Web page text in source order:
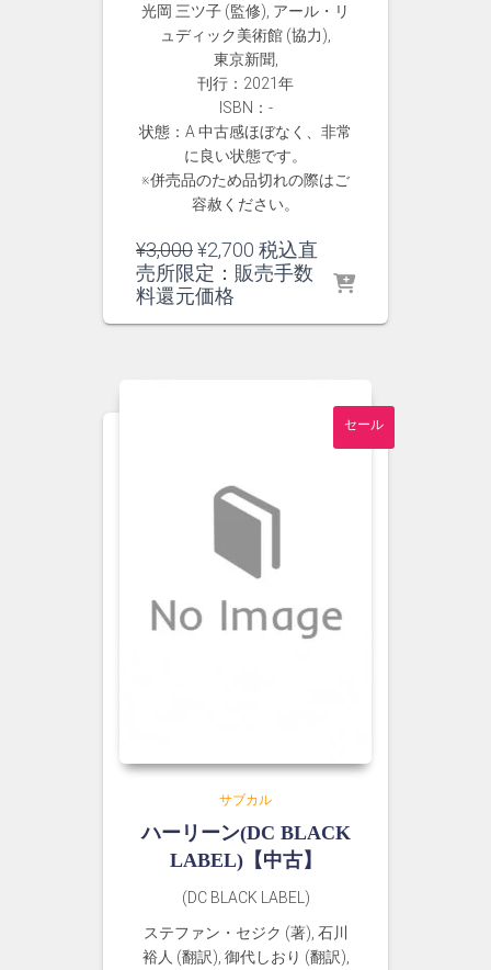
光岡 三ツ子 (監修), アール・リ
ュディック美術館 (協力),
東京新聞,
刊行：2021年
ISBN：-
状態：A 中古感ほぼなく、非常
に良い状態です。
※併売品のため品切れの際はご
容赦ください。
¥3,000元
の
価
¥2,700 現
在
税込直
売所限定：販売手数
料還元価格
セール
サブカル
ハーリーン(DC BLACK
LABEL)【中古】
(DC BLACK LABEL)
ステファン・セジク (著), 石川
裕人 (翻訳), 御代しおり (翻訳),